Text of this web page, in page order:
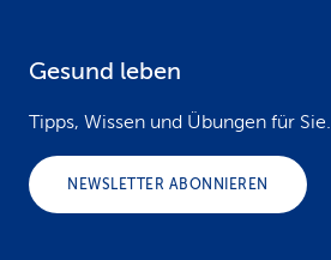
Gesund leben
Tipps, Wissen und Übungen für Sie.
NEWSLETTER ABONNIEREN